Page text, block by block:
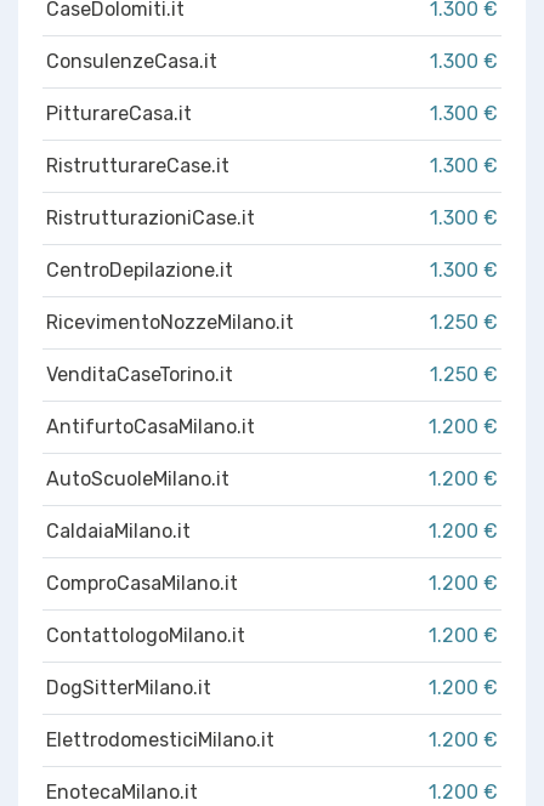
CaseDolomiti.it 1.300 €
ConsulenzeCasa.it 1.300 €
PitturareCasa.it 1.300 €
RistrutturareCase.it 1.300 €
RistrutturazioniCase.it 1.300 €
CentroDepilazione.it 1.300 €
RicevimentoNozzeMilano.it 1.250 €
VenditaCaseTorino.it 1.250 €
AntifurtoCasaMilano.it 1.200 €
AutoScuoleMilano.it 1.200 €
CaldaiaMilano.it 1.200 €
ComproCasaMilano.it 1.200 €
ContattologoMilano.it 1.200 €
DogSitterMilano.it 1.200 €
ElettrodomesticiMilano.it 1.200 €
EnotecaMilano.it 1.200 €